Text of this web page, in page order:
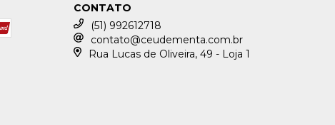
CONTATO
(51) 992612718
contato@ceudementa.com.br
Rua Lucas de Oliveira, 49 - Loja 1